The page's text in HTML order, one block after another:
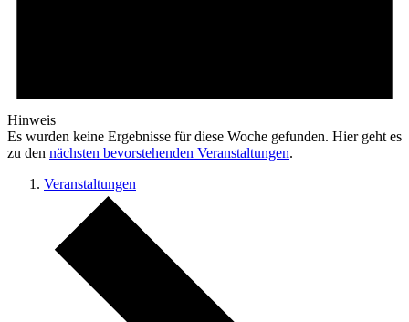
Hinweis
Es wurden keine Ergebnisse für diese Woche gefunden. Hier geht es
zu den nächsten bevorstehenden Veranstaltungen.
Veranstaltungen